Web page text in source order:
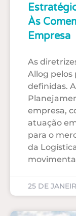
Às
Empresa
As
Allog pelos
definidas.
empresa,
atuação
para o
da
25 DE